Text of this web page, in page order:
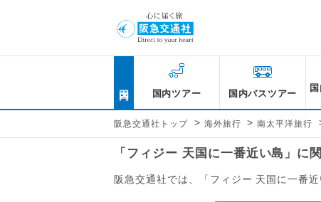
国内ツアー 国内バスツアー
阪急交通社トップ > 海外旅行 > 南太平洋旅行
「フィジー 天国に一番近い島」に
阪急交通社では、「フィジー 天国に一番